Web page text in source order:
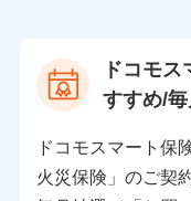
当社の対応品質向上
個人情報保護管
〒103-0013 東京
バンネット日本橋
株式会社ドコモ・
ドコモ
すすめ/
ドコモスマート保
火災保険」のご契